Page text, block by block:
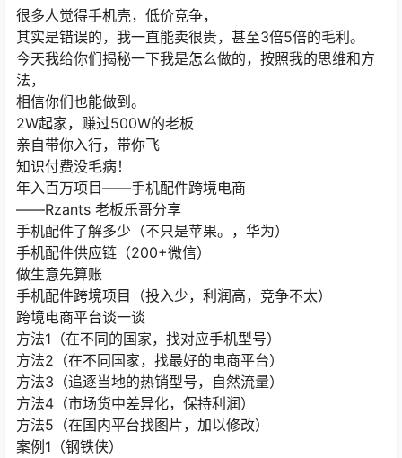
很多人觉得手机壳，低价竞争，
其实是错误的，我一直能卖很贵，甚至3倍5倍的毛利。
今天我给你们揭秘一下我是怎么做的，按照我的思维和方
法，
相信你们也能做到。
2W起家，赚过500W的老板
亲自带你入行，带你飞
知识付费没毛病！
年入百万项目——手机配件跨境电商
——Rzants 老板乐哥分享
手机配件了解多少（不只是苹果。，华为）
手机配件供应链（200+微信）
做生意先算账
手机配件跨境项目（投入少，利润高，竞争不太）
跨境电商平台谈一谈
方法1（在不同的国家，找对应手机型号）
方法2（在不同国家，找最好的电商平台）
方法3（追逐当地的热销型号，自然流量）
方法4（市场货中差异化，保持利润）
方法5（在国内平台找图片，加以修改）
案例1（钢铁侠）